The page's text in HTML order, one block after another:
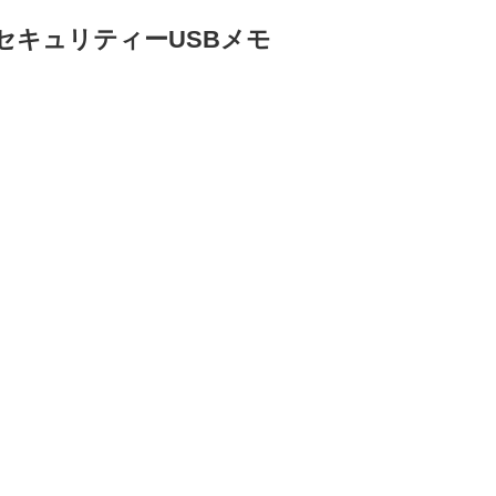
キュリティーUSBメモ